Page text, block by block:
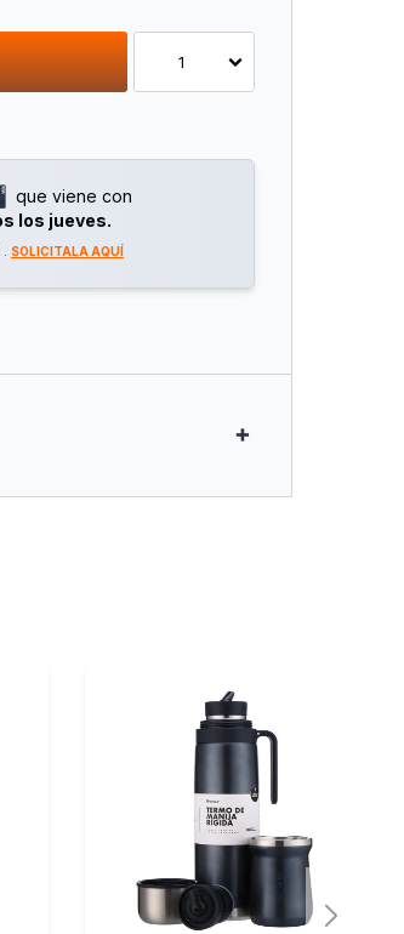
un mejor ajuste al cebar el
1
que viene con
los jueves.
SOLICITALA AQUÍ